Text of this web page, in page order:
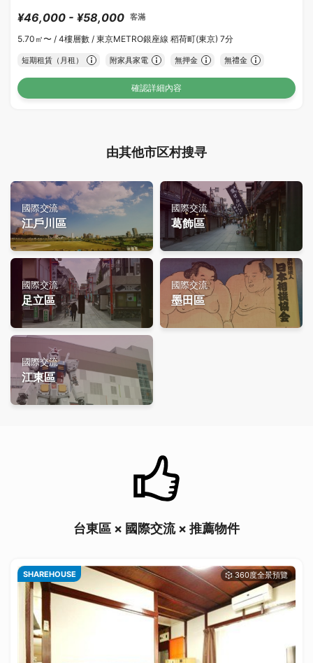
¥46,000 - ¥58,000 客滿
5.70㎡〜 / 4樓層數 / 東京METRO銀座線 稻荷町(東京) 7分
短期租賃（月租） 附家具家電 無押金 無禮金
確認詳細內容
由其他市区村搜寻
國際交流
江戶川區
國際交流
葛飾區
國際交流
足立區
國際交流
墨田區
國際交流
江東區
台東區 × 國際交流 × 推薦物件
SHAREHOUSE